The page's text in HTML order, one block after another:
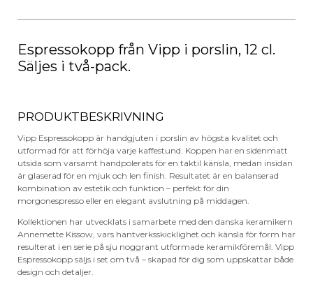
Espressokopp från Vipp i porslin, 12 cl.
Säljes i två-pack.
PRODUKTBESKRIVNING
Vipp Espressokopp är handgjuten i porslin av högsta kvalitet och
utformad för att förhöja varje kaffestund. Koppen har en sidenmatt
utsida som varsamt handpolerats för en taktil känsla, medan insidan
är glaserad för en mjuk och len finish. Resultatet är en balanserad
kombination av estetik och funktion – perfekt för din
morgonespresso eller en elegant avslutning på middagen.
Kollektionen har utvecklats i samarbete med den danska keramikern
Annemette Kissow, vars hantverksskicklighet och känsla för form har
resulterat i en serie på sju noggrant utformade keramikföremål. Vipp
Espressokopp säljs i set om två – skapad för dig som uppskattar både
design och detaljer.